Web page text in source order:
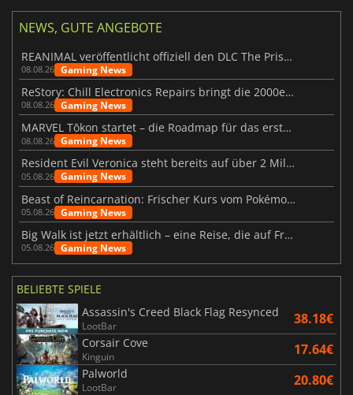
NEWS, GUTE ANGEBOTE
REANIMAL veröffentlicht offiziell den DLC The Prisoner
08.08.26 Gaming News
ReStory: Chill Electronics Repairs bringt die 2000er zurück
08.08.26 Gaming News
MARVEL Tōkon startet – die Roadmap für das erste Jahr wurde vorgestellt
08.08.26 Gaming News
Resident Evil Veronica steht bereits auf über 2 Millionen Wunschlisten
05.08.26 Gaming News
Beast of Reincarnation: Frischer Kurs vom Pokémon-Studio
05.08.26 Gaming News
Big Walk ist jetzt erhältlich – eine Reise, die auf Freundschaft basiert
05.08.26 Gaming News
BELIEBTE SPIELE
Assassin's Creed Black Flag Resynced
LootBar 38.18€
Corsair Cove
Kinguin 17.64€
Palworld
LootBar 20.80€